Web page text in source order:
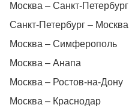
Москва – Санкт-Петербург
Санкт-Петербург – Москва
Москва – Симферополь
Москва – Анапа
Москва – Ростов-на-Дону
Москва – Краснодар